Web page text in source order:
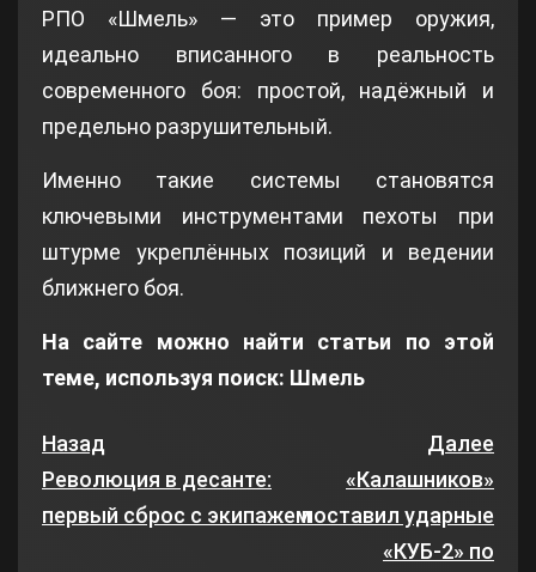
РПО «Шмель» — это пример оружия,
идеально вписанного в реальность
современного боя: простой, надёжный и
предельно разрушительный.
Именно такие системы становятся
ключевыми инструментами пехоты при
штурме укреплённых позиций и ведении
ближнего боя.
На сайте можно найти статьи по этой
теме, используя поиск: Шмель
Назад
Революция в десанте:
первый сброс с экипажем
Далее
«Калашников»
поставил ударные
«КУБ-2» по